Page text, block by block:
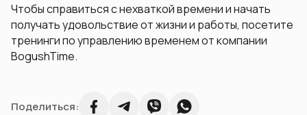
Чтобы справиться с нехваткой времени и начать
получать удовольствие от жизни и работы, посетите
тренинги по управлению временем от компании
BogushTime.
Поделиться: